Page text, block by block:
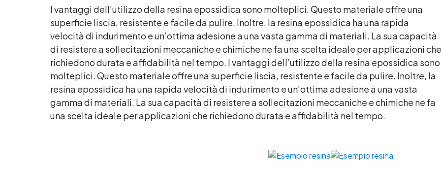
e con filtri UV anti-ingiallimento
per una finitura durevole e
brillante.
lucida o satinata. ✅
Personalizzabile: Disponibile in
kit per metrature da 2m² a
100m², con una vasta gamma di
pigmenti selezionabili.
I vantaggi dell’utilizzo della resina epossidica sono molteplici. Questo materiale offre una
superficie liscia, resistente e facile da pulire. Inoltre, la resina epossidica ha una rapida
velocità di indurimento e un’ottima adesione a una vasta gamma di materiali. La sua capacità
di resistere a sollecitazioni meccaniche e chimiche ne fa una scelta ideale per applicazioni che
richiedono durata e affidabilità nel tempo. I vantaggi dell’utilizzo della resina epossidica sono
molteplici. Questo materiale offre una superficie liscia, resistente e facile da pulire. Inoltre, la
resina epossidica ha una rapida velocità di indurimento e un’ottima adesione a una vasta
gamma di materiali. La sua capacità di resistere a sollecitazioni meccaniche e chimiche ne fa
una scelta ideale per applicazioni che richiedono durata e affidabilità nel tempo.